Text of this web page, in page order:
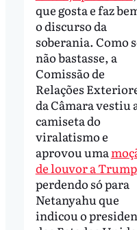
que gosta e faz
o discurso da
soberania. Como
não bastasse, a
Comissão de
Relações
da Câmara vestiu
camiseta do
viralatismo e
aprovou uma
de louvor a Trump
perdendo só para
Netanyahu que
indicou o